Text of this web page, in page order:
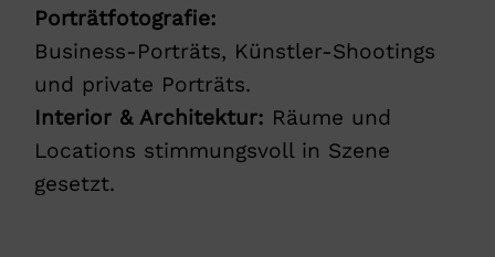
Porträtfotografie:
Business-Porträts, Künstler-Shootings
und private Porträts.
Interior & Architektur: Räume und
Locations stimmungsvoll in Szene
gesetzt.